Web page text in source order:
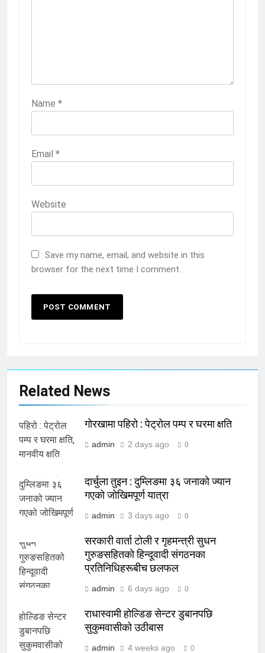
Name *
Email *
Website
Save my name, email, and website in this
browser for the next time I comment.
Related News
गोरखामा पहिरो : पेट्रोल पम्प र घरमा क्षति
admin 2 days ago 0
दार्चुला तुइन : दुम्लिङमा ३६ जनाको ज्यान
गएको जोखिमपूर्ण यात्रा
admin 3 days ago 0
सरकारी वार्ता टोली र गृहमन्त्री सुधन
गुरुङसहितको हिन्दूवादी संगठनका
प्रतिनिधिहरूबीच छलफल
admin 6 days ago 0
राधास्वामी होल्डिङ सेन्टर डुबानपछि
सुकुमवासीको उठीबास
admin 4 weeks ago 0
5
लाखसम्म नगद उपहार
6
को उपाधि दौडमा
BAGMATI ENTERTAINMENT
राधास्वामी होल्डिङ सेन्टर डुबानपछि
सुकुमवासीको उठीबास
BAGMATI दुर्घटना
अस्पतालमा १०% निःशुल्क शय्या कडाइका
साथ लागू
BAGMATI HEALTH